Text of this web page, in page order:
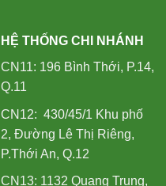
HỆ THỐNG CHI NHÁNH
CN11: 196 Bình Thới, P.14,
Q.11
CN12: 430/45/1 Khu phố
2, Đường Lê Thị Riêng,
P.Thới An, Q.12
CN13: 1132 Quang Trung,